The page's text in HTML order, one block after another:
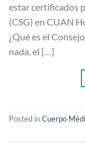
estar certificados
(CSG) en CUAN
¿Qué es el
nada, el […]
Posted inCuerpo